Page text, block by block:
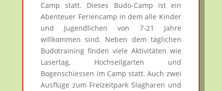
Camp statt. Dieses Budo-Camp ist ein
Abenteuer Feriencamp in dem alle Kinder
und Jugendlichen von 7-21 Jahre
willkommen sind. Neben dem täglichen
Budotraining finden viele Aktivitäten wie
Lasertag, Hochseilgarten und
Bogenschiessen im Camp statt. Auch zwei
Ausflüge zum Freizeitpark Slagharen und